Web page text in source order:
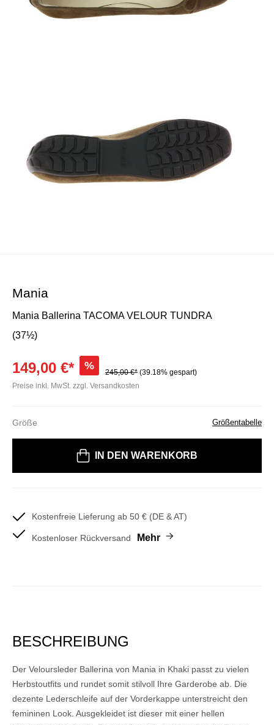
Mania
Mania Ballerina TACOMA VELOUR TUNDRA
(37½)
149,00 €* %
245,00 €* (39.18% gespart)
Preise inkl. MwSt. zzgl. Versandkosten
Größe Größentabelle
IN DEN WARENKORB
Kostenfreie Lieferung ab 50 € (DE & AT)
Kostenloser Rückversand Mehr
BESCHREIBUNG
Der Veloursleder Ballerina von Mania in Khaki passt zu vielen
Herbstoutfits und rundet somit stilvoll Ihre Garderobe ab. Die
dezente Lederschleife auf der Vorderkappe unterstreicht den
femininen Look. Ausgekleidet ist dieser mit einer hellen